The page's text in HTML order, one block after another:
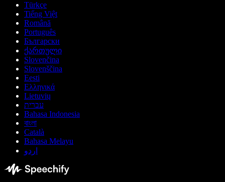
Türkçe
Tiếng Việt
Română
Português
Български
ქართული
Slovenčina
Slovenščina
Eesti
Ελληνικά
Lietuvių
עברית
Bahasa Indonesia
বাংলা
Català
Bahasa Melayu
اردو